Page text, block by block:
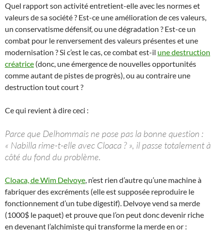
Quel rapport son activité entretient-elle avec les normes et
valeurs de sa société ? Est-ce une amélioration de ces valeurs,
un conservatisme défensif, ou une dégradation ? Est-ce un
combat pour le renversement des valeurs présentes et une
modernisation ? Si c’est le cas, ce combat est-il une destruction
créatrice (donc, une émergence de nouvelles opportunités
comme autant de pistes de progrès), ou au contraire une
destruction tout court ?
Ce qui revient à dire ceci :
Parce que Delhommais ne pose pas la bonne question :
« Nabilla rime-t-elle avec Cloaca ? », il passe totalement à
côté du fond du problème.
Cloaca, de Wim Delvoye , n’est rien d’autre qu’une machine à
fabriquer des excréments (elle est supposée reproduire le
fonctionnement d’un tube digestif). Delvoye vend sa merde
(1000$ le paquet) et prouve que l’on peut donc devenir riche
en devenant l’alchimiste qui transforme la merde en or :